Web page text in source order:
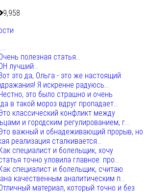
9,958
полезная статья...
лучший...
это да, Ольга - это же настоящий
Я искренне радуюсь...
это было страшно и очень
в такой мороз вдруг пропадает...
классический конфликт между
и городским регулированием, г...
важный и обнадеживающий прорыв, но
реализация сталкивается...
специалист и болельщик, хочу
точно уловила главное: про...
специалист и болельщик, считаю
качественным аналитическим п...
материал, который точно и без